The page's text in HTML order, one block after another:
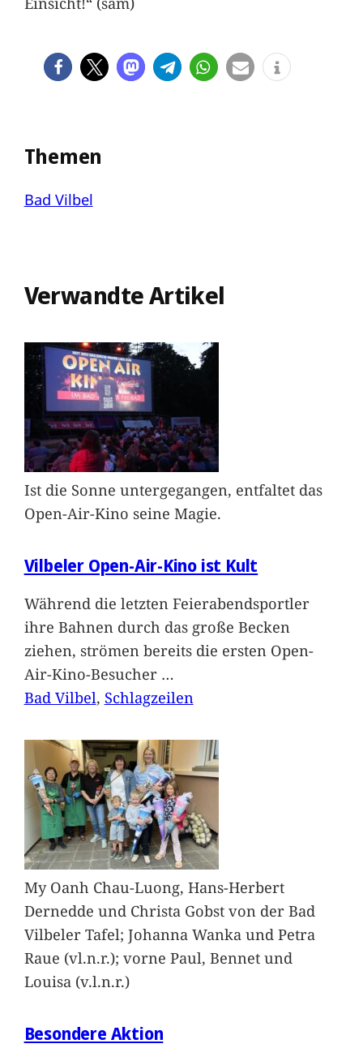
Themen
Bad Vilbel
Verwandte Artikel
Ist die Sonne untergegangen, entfaltet das
Open-Air-Kino seine Magie.
Vilbeler Open-Air-Kino ist Kult
Während die letzten Feierabendsportler
ihre Bahnen durch das große Becken
ziehen, strömen bereits die ersten Open-
Air-Kino-Besucher …
Bad Vilbel, Schlagzeilen
My Oanh Chau-Luong, Hans-Herbert
Dernedde und Christa Gobst von der Bad
Vilbeler Tafel; Johanna Wanka und Petra
Raue (vl.n.r.); vorne Paul, Bennet und
Louisa (v.l.n.r.)
Besondere Aktion